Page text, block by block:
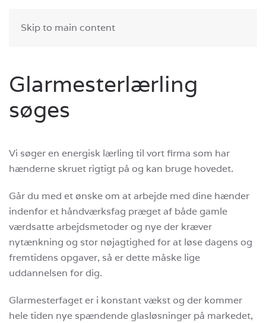
Skip to main content
Glarmesterlærling
søges
Vi søger en energisk lærling til vort firma som har
hænderne skruet rigtigt på og kan bruge hovedet.
Går du med et ønske om at arbejde med dine hænder
indenfor et håndværksfag præget af både gamle
værdsatte arbejdsmetoder og nye der kræver
nytænkning og stor nøjagtighed for at løse dagens og
fremtidens opgaver, så er dette måske lige
uddannelsen for dig.
Glarmesterfaget er i konstant vækst og der kommer
hele tiden nye spændende glasløsninger på markedet,